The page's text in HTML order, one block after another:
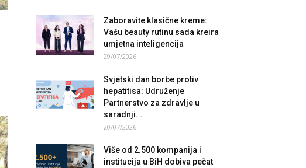
Zaboravite klasične kreme:
Vašu beauty rutinu sada kreira
umjetna inteligencija
29/07/2026
Svjetski dan borbe protiv
hepatitisa: Udruženje
Partnerstvo za zdravlje u
saradnji...
20/07/2026
Više od 2.500 kompanija i
institucija u BiH dobiva pečat